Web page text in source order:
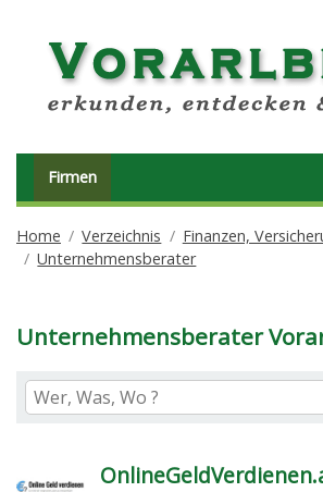
Firmen
Home Verzeichnis
Finanzen,
Unternehmensberater
Unternehmensberater